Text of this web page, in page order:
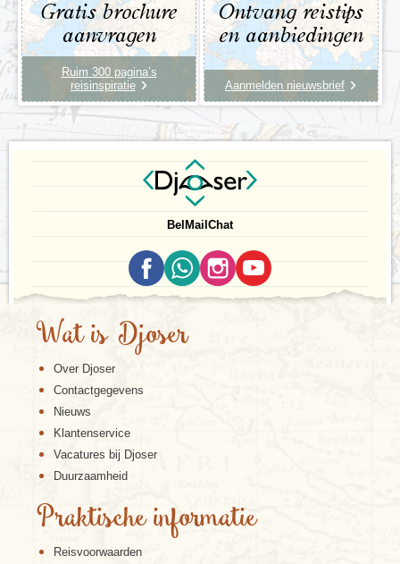
Gratis brochure
aanvragen
Ruim 300 pagina’s
reisinspiratie
Ontvang reistips
en aanbiedingen
Aanmelden nieuwsbrief
BelMailChat
Wat is Djoser
Over Djoser
Contactgegevens
Nieuws
Klantenservice
Vacatures bij Djoser
Duurzaamheid
Praktische informatie
Reisvoorwaarden